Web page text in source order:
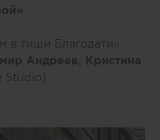
в тиши Благодати»
Андреев, Кристина
Studio)